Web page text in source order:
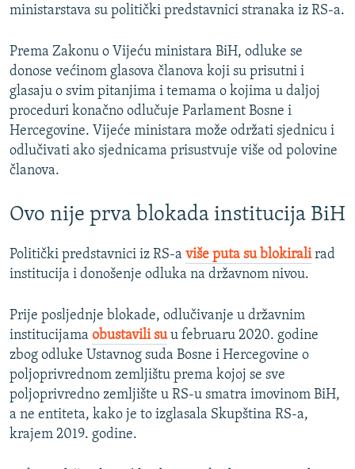
ministarstava su politički predstavnici stranaka iz RS-a.
Prema Zakonu o Vijeću ministara BiH, odluke se
donose većinom glasova članova koji su prisutni i
glasaju o svim pitanjima i temama o kojima u daljoj
proceduri konačno odlučuje Parlament Bosne i
Hercegovine. Vijeće ministara može održati sjednicu i
odlučivati ako sjednicama prisustvuje više od polovine
članova.
Ovo nije prva blokada institucija BiH
Politički predstavnici iz RS-a više puta su blokiralirad
institucija i donošenje odluka na državnom nivou.
Prije posljednje blokade, odlučivanje u državnim
institucijama obustavili suu februaru 2020. godine
zbog odluke Ustavnog suda Bosne i Hercegovine o
poljoprivrednom zemljištu prema kojoj se sve
poljoprivredno zemljište u RS-u smatra imovinom BiH,
a ne entiteta, kako je to izglasala Skupština RS-a,
krajem 2019. godine.